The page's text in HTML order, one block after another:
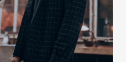
Legal